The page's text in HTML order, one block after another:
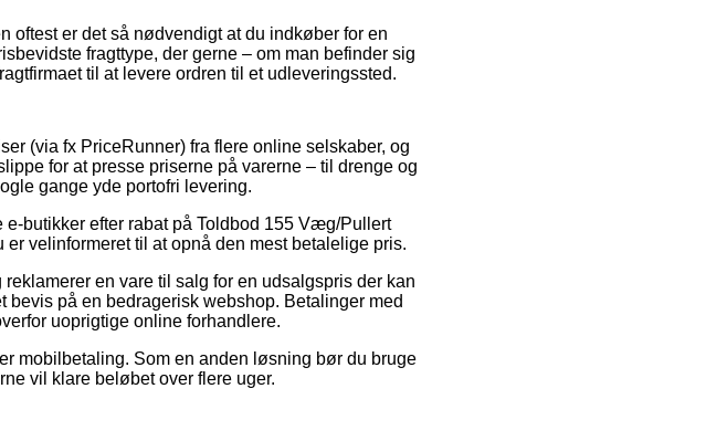
oftest er det så nødvendigt at du indkøber for en
fragttype, der gerne – om man befinder sig
til at levere ordren til et udleveringssted.
(via fx PriceRunner) fra flere online selskaber, og
for at presse priserne på varerne – til drenge og
gange yde portofri levering.
butikker efter rabat på Toldbod 155 Væg/Pullert
velinformeret til at opnå den mest betalelige pris.
en vare til salg for en udsalgspris der kan
på en bedragerisk webshop. Betalinger med
uoprigtige online forhandlere.
mobilbetaling. Som en anden løsning bør du bruge
vil klare beløbet over flere uger.